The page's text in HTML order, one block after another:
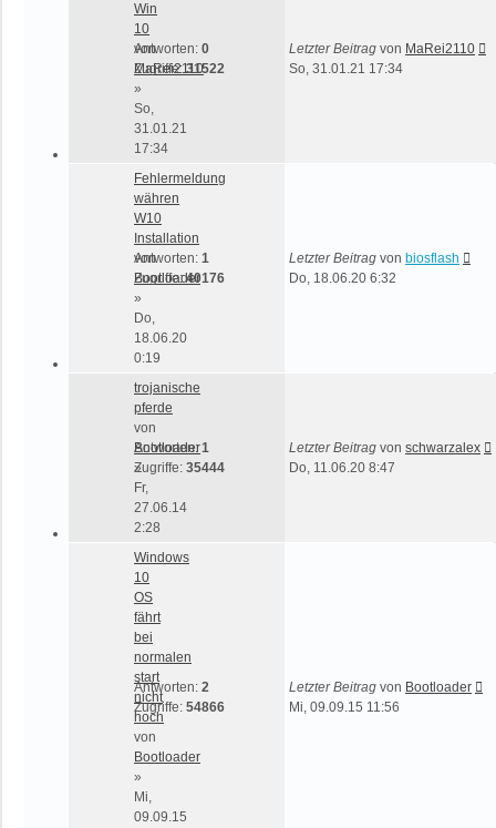
Win
10
von
MaRei2110
»
So,
31.01.21
17:34
Antworten: 0
Zugriffe:31522
Letzter Beitrag von MaRei2110
So, 31.01.21 17:34
Fehlermeldung
währen
W10
Installation
von
Bootloader
»
Do,
18.06.20
0:19
Antworten: 1
Zugriffe:40176
Letzter Beitrag von biosflash
Do, 18.06.20 6:32
trojanische
pferde
von
Bootloader
»
Fr,
27.06.14
2:28
Antworten:1
Zugriffe: 35444
Letzter Beitrag von schwarzalex
Do, 11.06.20 8:47
Windows
10
OS
fährt
bei
normalen
start
nicht
hoch
von
Bootloader
»
Mi,
09.09.15
Antworten: 2
Zugriffe: 54866
Letzter Beitrag von Bootloader
Mi, 09.09.15 11:56